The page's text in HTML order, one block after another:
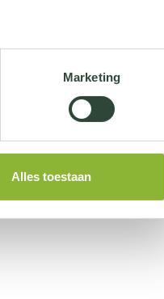
Marketing
Alles toestaan